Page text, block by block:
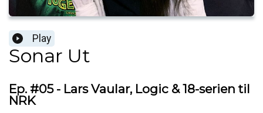
Play
Sonar Ut
Ep. #05 - Lars Vaular, Logic & 18-serien til
NRK